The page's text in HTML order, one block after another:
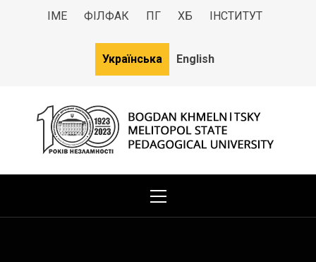
ІМЕ ФІЛФАК ПГ ХБ ІНСТИТУТ
Українська English
МДПУ